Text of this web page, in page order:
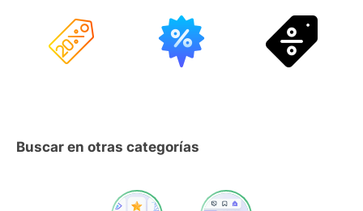
Buscar en otras categorías